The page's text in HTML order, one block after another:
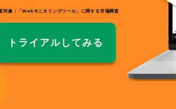
象：「Webモニタリングツール」に関する市場調査
トライアルしてみる